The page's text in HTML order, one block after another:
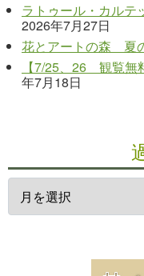
ラトゥール・カルテ
2026年7月27日
花とアートの森 夏
【7/25、26 観覧無
年7月18日